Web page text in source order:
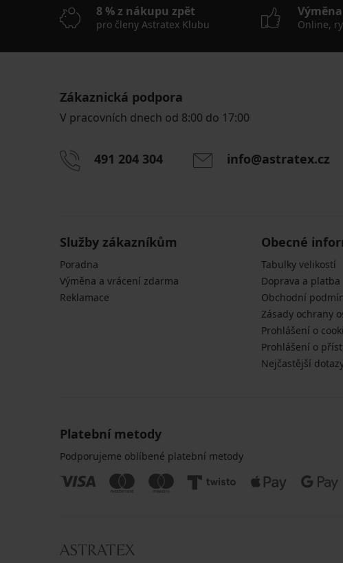
8 % z nákupu zpět
pro členy Astratex Klubu Online,
Zákaznická podpora
V pracovních dnech od 8:00 do 17:00
491 204 304 info@astratex.cz
Služby zákazníkům
Poradna
Výměna a vrácení zdarma
Reklamace
Obecné
Tabulky velikostí
Doprava a platba
Obchodní
Zásady ochrany
Prohlášení o
Prohlášení o
Nejčastější
Platební metody
Podporujeme oblíbené platební metody